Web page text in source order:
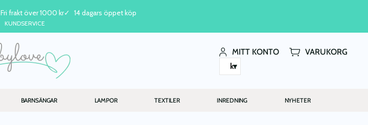
Fri frakt över 1000 kr 14 dagars öppet köp
KUNDSERVICE
MITT KONTO
VARUKORG
kr
BARNSÄNGAR LAMPOR TEXTILER INREDNING NYHETER